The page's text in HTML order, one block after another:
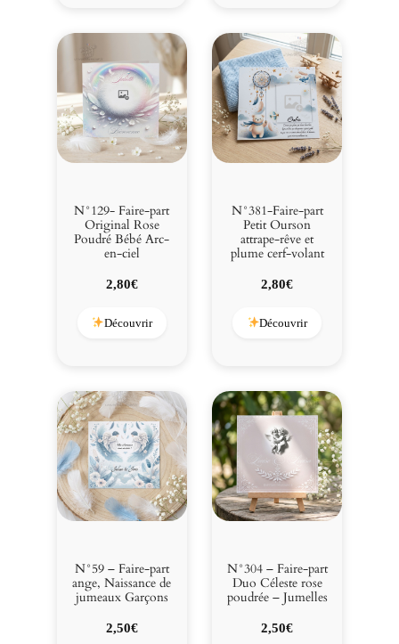
N°129- Faire-part
Original Rose
Poudré Bébé Arc-
en-ciel
2,80€
Découvrir
N°381-Faire-part
Petit Ourson
attrape-rêve et
plume cerf-volant
2,80€
Découvrir
N°59 – Faire-part
ange, Naissance de
jumeaux Garçons
2,50€
N°304 – Faire-part
Duo Céleste rose
poudrée – Jumelles
2,50€